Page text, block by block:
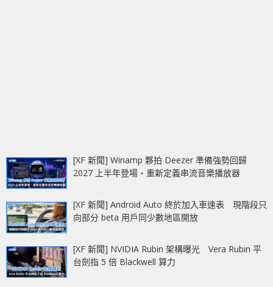
[XF 新聞] Winamp 夥拍 Deezer 準備強勢回歸
2027 上半年登場‧重新定義串流音樂播放器
[XF 新聞] Android Auto 終於加入車速表 現階段只
向部分 beta 用戶同少數地區開放
[XF 新聞] NVIDIA Rubin 架構曝光 Vera Rubin 平
台劍指 5 倍 Blackwell 算力